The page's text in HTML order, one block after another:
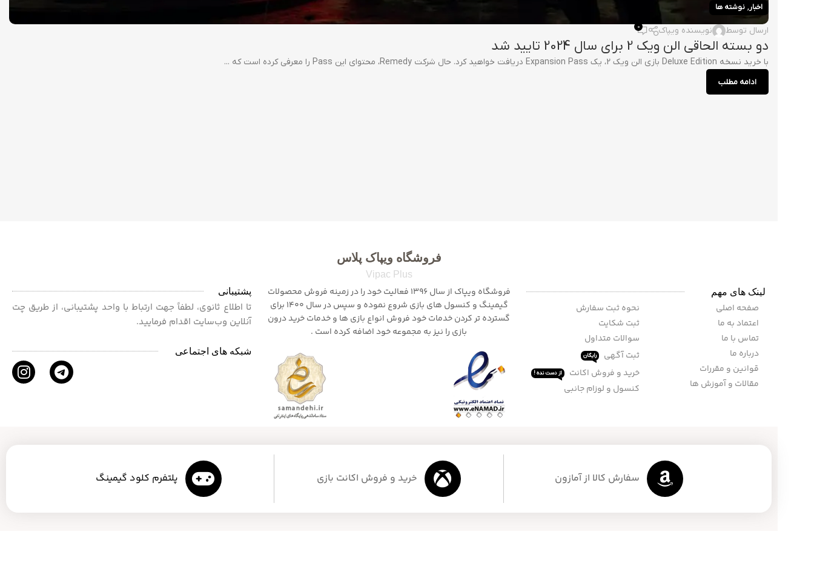
اخبار, نوشته ها
ارسال توسط نویسنده ویپاک 0
دو بسته الحاقی الن ویک 2 برای سال 2024 تایید شد
با خرید نسخه Deluxe Edition بازی الن ویک 2، یک Expansion Pass دریافت خواهید کرد. حال شرکت Remedy، محتوای این Pass را معرفی کرده است که ...
ادامه مطلب
لینک های مهم
صفحه اصلی
اعتماد به ما
تماس با ما
درباره ما
قوانین و مقررات
مقالات و آموزش ها
نحوه ثبت سفارش
ثبت شکایت
سوالات متداول
ثبت آگهی
رایگان
خرید و فروش اکانت از دست نده !
کنسول و لوزام جانبی
فروشگاه ویپاک پلاس
Vipac Plus
فروشگاه ویپاک از سال 1396 فعالیت خود را در زمینه فروش محصولات
گیمینگ و کنسول های بازی شروع نموده و سپس در سال 1400 برای
گسترده تر کردن خدمات خود فروش انواع بازی ها و خدمات خرید درون
بازی را نیز به مجموعه خود اضافه کرده است .
پشتیبانی
تا اطلاع ثانوی، لطفاً جهت ارتباط با واحد پشتیبانی، از طریق چت
آنلاین وب‌سایت اقدام فرمایید.
شبکه های اجتماعی
سفارش کالا از آمازون خرید و فروش اکانت بازی پلتفرم کلود گیمینگ